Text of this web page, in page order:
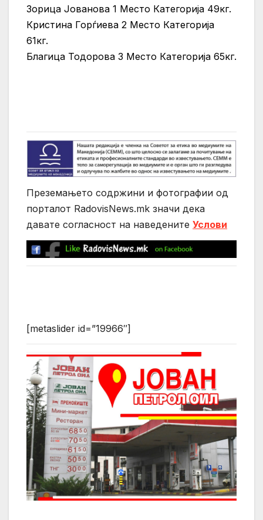
Зорица Јованова 1 Место Категорија 49кг.
Кристина Горѓиева 2 Место Категорија
61кг.
Благица Тодорова 3 Место Категорија 65кг.
Преземањето содржини и фотографии од
порталот RadovisNews.mk значи дека
давате согласност на нaведените Услови
[metaslider id=”19966″]